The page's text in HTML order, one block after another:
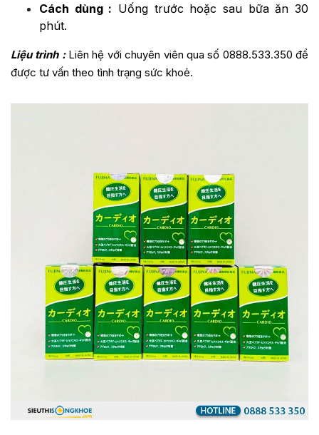
Cách dùng : Uống trước hoặc sau bữa ăn 30
phút.
Liệu trình :Liên hệ với chuyên viên qua số 0888.533.350 để
được tư vấn theo tình trạng sức khoẻ.